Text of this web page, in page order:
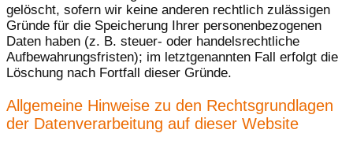
gelöscht, sofern wir keine anderen rechtlich zulässigen
Gründe für die Speicherung Ihrer personenbezogenen
Daten haben (z. B. steuer- oder handelsrechtliche
Aufbewahrungsfristen); im letztgenannten Fall erfolgt die
Löschung nach Fortfall dieser Gründe.
Allgemeine Hinweise zu den Rechtsgrundlagen
der Datenverarbeitung auf dieser Website